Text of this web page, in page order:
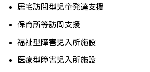
居宅訪問型児童発達支援
保育所等訪問支援
福祉型障害児入所施設
医療型障害児入所施設